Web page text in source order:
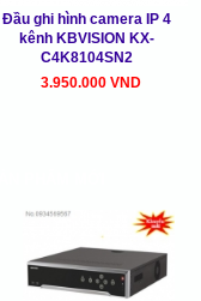
Đầu ghi hình camera IP 4
kênh KBVISION KX-
C4K8104SN2
3.950.000 VND